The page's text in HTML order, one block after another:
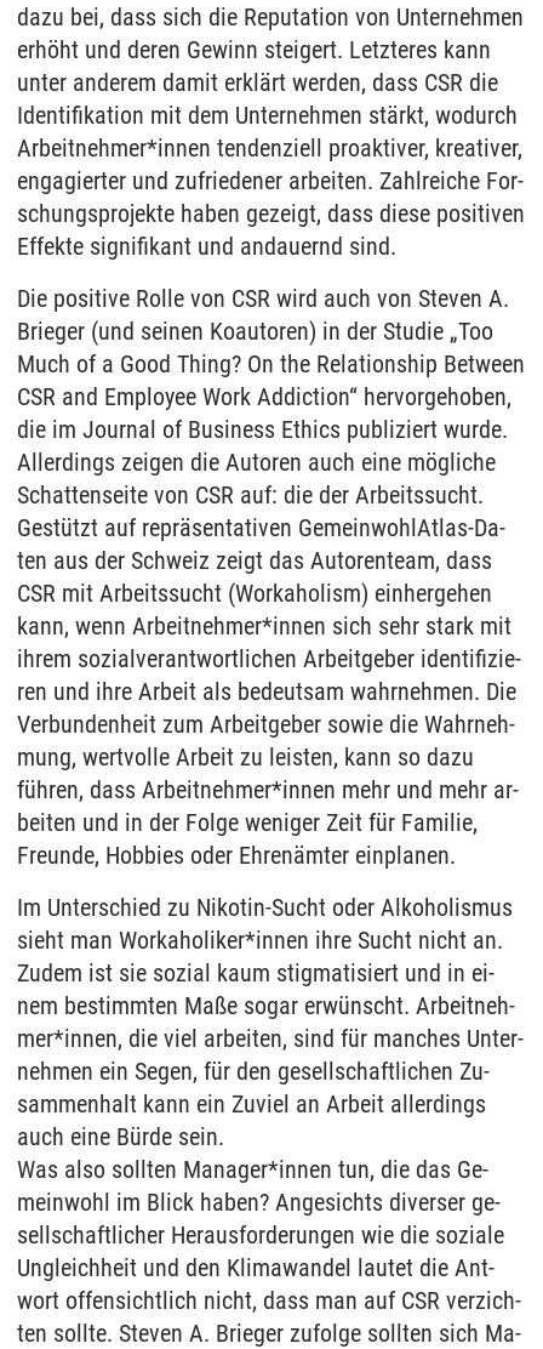
dazu bei, dass sich die Re­pu­ta­ti­on von Un­ter­neh­men
erhöht und de­ren Ge­winn stei­gert. Letz­te­res kann
un­ter an­de­rem da­mit erklärt wer­den, dass CSR die
Iden­ti­fi­ka­ti­on mit dem Un­ter­neh­men stärkt, wo­durch
Ar­beit­neh­mer*in­nen ten­den­zi­ell pro­ak­ti­ver, krea­ti­ver,
en­ga­gier­ter und zu­frie­de­ner ar­bei­ten. Zahl­rei­che For­
schungs­pro­jek­te ha­ben ge­zeigt, dass die­se po­si­ti­ven
Ef­fek­te si­gni­fi­kant und an­dau­ernd sind.
Die po­si­ti­ve Rol­le von CSR wird auch von Ste­ven A.
Brie­ger (und sei­nen Ko­au­to­ren) in der Stu­die „Too
Much of a Good Thing? On the Re­la­ti­ons­hip Bet­ween
CSR and Em­ployee Work Ad­dic­tion“ her­vor­ge­ho­ben,
die im Jour­nal of Busi­ness Ethics pu­bli­ziert wur­de.
Al­ler­dings zei­gen die Au­to­ren auch eine mögli­che
Schat­ten­sei­te von CSR auf: die der Ar­beits­sucht.
Gestützt auf repräsen­ta­ti­ven Ge­mein­woh­lAt­las-Da­
ten aus der Schweiz zeigt das Au­to­ren­team, dass
CSR mit Ar­beits­sucht (Workaho­lism) ein­her­ge­hen
kann, wenn Ar­beit­neh­mer*in­nen sich sehr stark mit
ih­rem so­zi­al­ver­ant­wort­li­chen Ar­beit­ge­ber iden­ti­fi­zie­
ren und ihre Ar­beit als be­deut­sam wahr­neh­men. Die
Ver­bun­den­heit zum Ar­beit­ge­ber so­wie die Wahr­neh­
mung, wert­vol­le Ar­beit zu leis­ten, kann so dazu
führen, dass Ar­beit­neh­mer*in­nen mehr und mehr ar­
bei­ten und in der Fol­ge we­ni­ger Zeit für Fa­mi­lie,
Freun­de, Hob­bies oder Eh­renämter ein­pla­nen.
Im Un­ter­schied zu Ni­ko­tin-Sucht oder Al­ko­ho­lis­mus
sieht man Workaho­li­ker*in­nen ihre Sucht nicht an.
Zu­dem ist sie so­zi­al kaum stig­ma­ti­siert und in ei­
nem be­stimm­ten Maße so­gar erwünscht. Ar­beit­neh­
mer*in­nen, die viel ar­bei­ten, sind für man­ches Un­ter­
neh­men ein Se­gen, für den ge­sell­schaft­li­chen Zu­
sam­men­halt kann ein Zu­viel an Ar­beit al­ler­dings
auch eine Bürde sein.
Was also soll­ten Ma­na­ger*in­nen tun, die das Ge­
mein­wohl im Blick ha­ben? An­ge­sichts di­ver­ser ge­
sell­schaft­li­cher Her­aus­for­de­run­gen wie die so­zia­le
Un­gleich­heit und den Kli­ma­wan­del lau­tet die Ant­
wort of­fen­sicht­lich nicht, dass man auf CSR ver­zich­
ten soll­te. Ste­ven A. Brie­ger zu­fol­ge soll­ten sich Ma­